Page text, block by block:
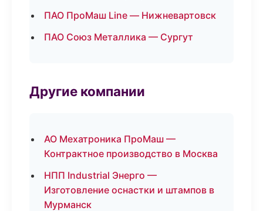
ПАО ПроМаш Line — Нижневартовск
ПАО Союз Металлика — Сургут
Другие компании
АО Мехатроника ПроМаш —
Контрактное производство в Москва
НПП Industrial Энерго —
Изготовление оснастки и штампов в
Мурманск